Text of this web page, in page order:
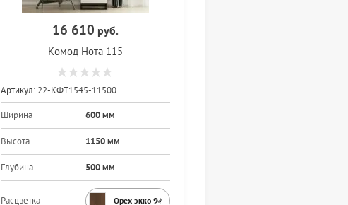
16 610 руб.
Комод Нота 115
Артикул:22-КФТ1545-11500
Ширина 600 мм
Высота 1150 мм
Глубина 500 мм
Расцветка Орех экко 9459PR